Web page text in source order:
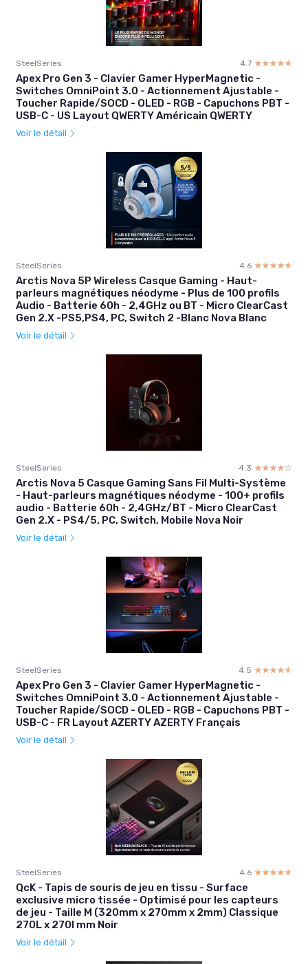
SteelSeries 4.7 ☆☆☆☆☆
★★★★★
Apex Pro Gen 3 - Clavier Gamer HyperMagnetic -
Switches OmniPoint 3.0 - Actionnement Ajustable -
Toucher Rapide/SOCD - OLED - RGB - Capuchons PBT -
USB-C - US Layout QWERTY Américain QWERTY
Voir le détail
SteelSeries 4.6 ☆☆☆☆☆
★★★★★
Arctis Nova 5P Wireless Casque Gaming - Haut-
parleurs magnétiques néodyme - Plus de 100 profils
Audio - Batterie 60h - 2,4GHz ou BT - Micro ClearCast
Gen 2.X -PS5,PS4, PC, Switch 2 -Blanc Nova Blanc
Voir le détail
SteelSeries 4.3 ☆☆☆☆☆
★★★★★
Arctis Nova 5 Casque Gaming Sans Fil Multi-Système
- Haut-parleurs magnétiques néodyme - 100+ profils
audio - Batterie 60h - 2,4GHz/BT - Micro ClearCast
Gen 2.X - PS4/5, PC, Switch, Mobile Nova Noir
Voir le détail
SteelSeries 4.5 ☆☆☆☆☆
★★★★★
Apex Pro Gen 3 - Clavier Gamer HyperMagnetic -
Switches OmniPoint 3.0 - Actionnement Ajustable -
Toucher Rapide/SOCD - OLED - RGB - Capuchons PBT -
USB-C - FR Layout AZERTY AZERTY Français
Voir le détail
SteelSeries 4.6 ☆☆☆☆☆
★★★★★
QcK - Tapis de souris de jeu en tissu - Surface
exclusive micro tissée - Optimisé pour les capteurs
de jeu - Taille M (320mm x 270mm x 2mm) Classique
270L x 270l mm Noir
Voir le détail